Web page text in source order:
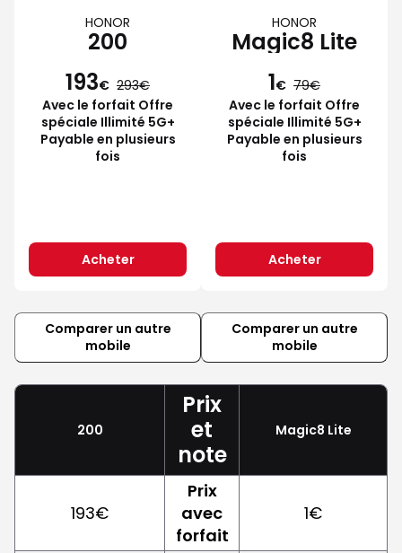
HONOR
200
193€ 293
Avec le forfait Offre
spéciale Illimité 5G+
Payable en plusieurs
fois
Acheter
HONOR
Magic8 Lite
1€ 79
Avec le forfait Offre
spéciale Illimité 5G+
Payable en plusieurs
fois
Acheter
Comparer un autre
mobile
Comparer un autre
mobile
200
Prix
et
note
Magic8 Lite
193€
Prix
avec
forfait
1€